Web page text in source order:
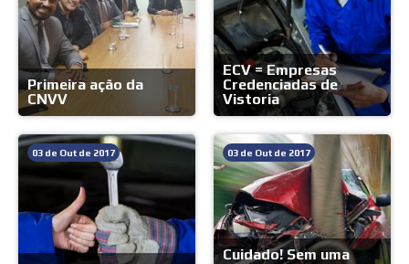
Primeira ação da
CNVV
ECV = Empresas
Credenciadas de
Vistoria
03 de Out de 2017 03 de Out de 2017
Cuidado! Sem uma